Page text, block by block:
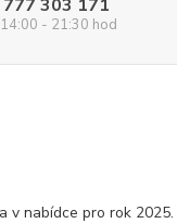
303 171
- 21:30 hod
v nabídce pro rok